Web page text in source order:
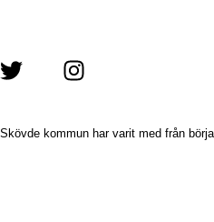
kommun har varit med från